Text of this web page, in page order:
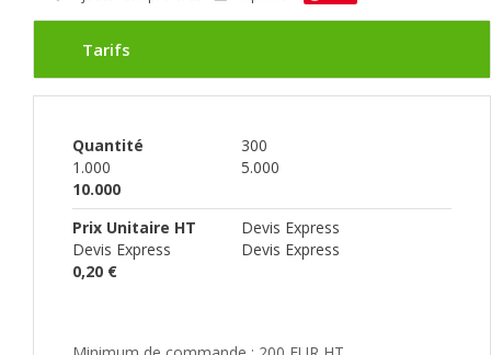
Tarifs
Quantité
300
1.000
5.000
10.000
Prix Unitaire HT
Devis Express
Devis Express
Devis Express
0,20 €